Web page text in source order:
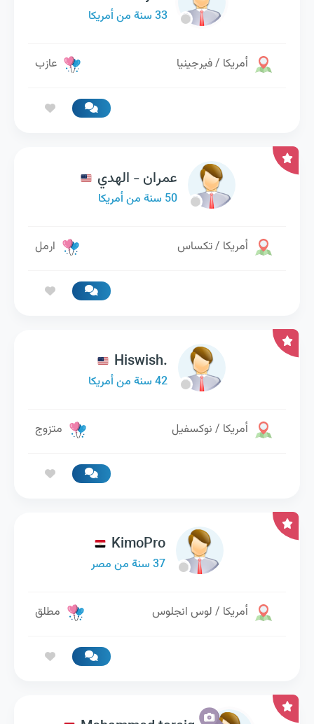
33 سنة من أمريكا
أمريكا / فيرجينيا عازب
عمران - الهدي
50 سنة من أمريكا
أمريكا / تكساس ارمل
Hiswish.
42 سنة من أمريكا
أمريكا / نوكسفيل متزوج
KimoPro
37 سنة من مصر
أمريكا / لوس انجلوس مطلق